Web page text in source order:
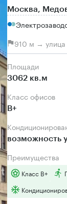
Москва,
910 м → улица
Площади
3062 кв.м
Класс офисов
B+
возможность
Преимущества
Класс B+